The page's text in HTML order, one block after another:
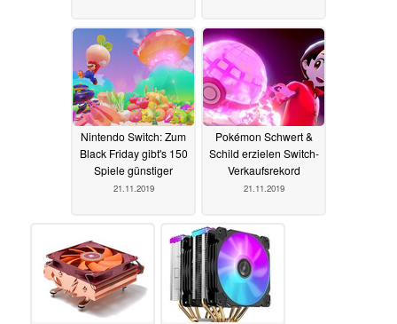
Nintendo Switch: Zum
Black Friday gibt's 150
Spiele günstiger
21.11.2019
Pokémon Schwert &
Schild erzielen Switch-
Verkaufsrekord
21.11.2019